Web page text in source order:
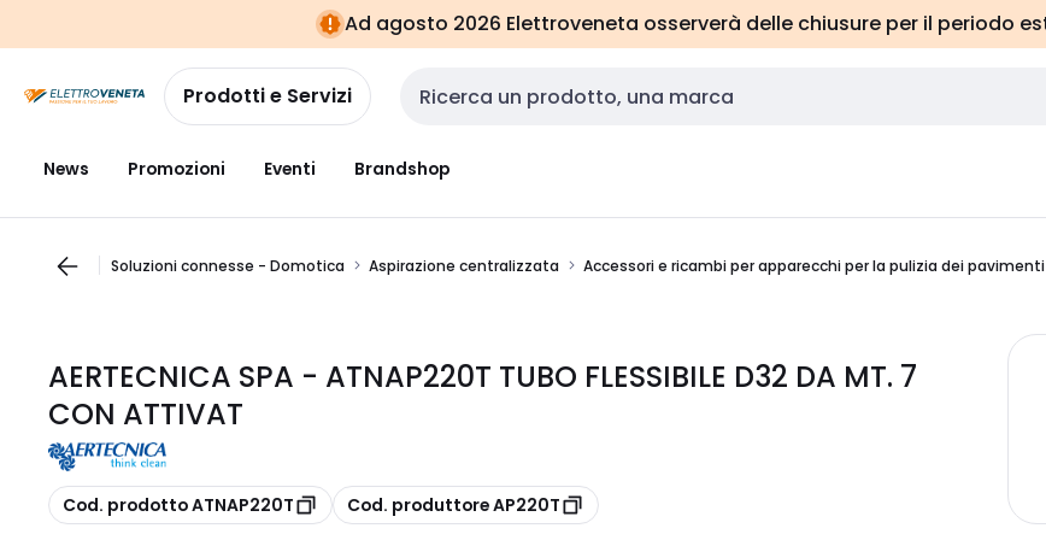
navigazionealla
pagina
Ad agosto 2026 Elettroveneta osserverà delle chiusure per il periodo
Prodotti e Servizi Cerca input
News Promozioni Eventi Brandshop
Soluzioni connesse - Domotica Aspirazione centralizzata Accessori e ricambi per apparecchi per la pulizia dei pavimenti
AERTECNICA SPA - ATNAP220T TUBO FLESSIBILE D32 DA MT. 7
CON ATTIVAT
copia
Cod. prodotto ATNAP220T copia
Cod. produttore AP220T